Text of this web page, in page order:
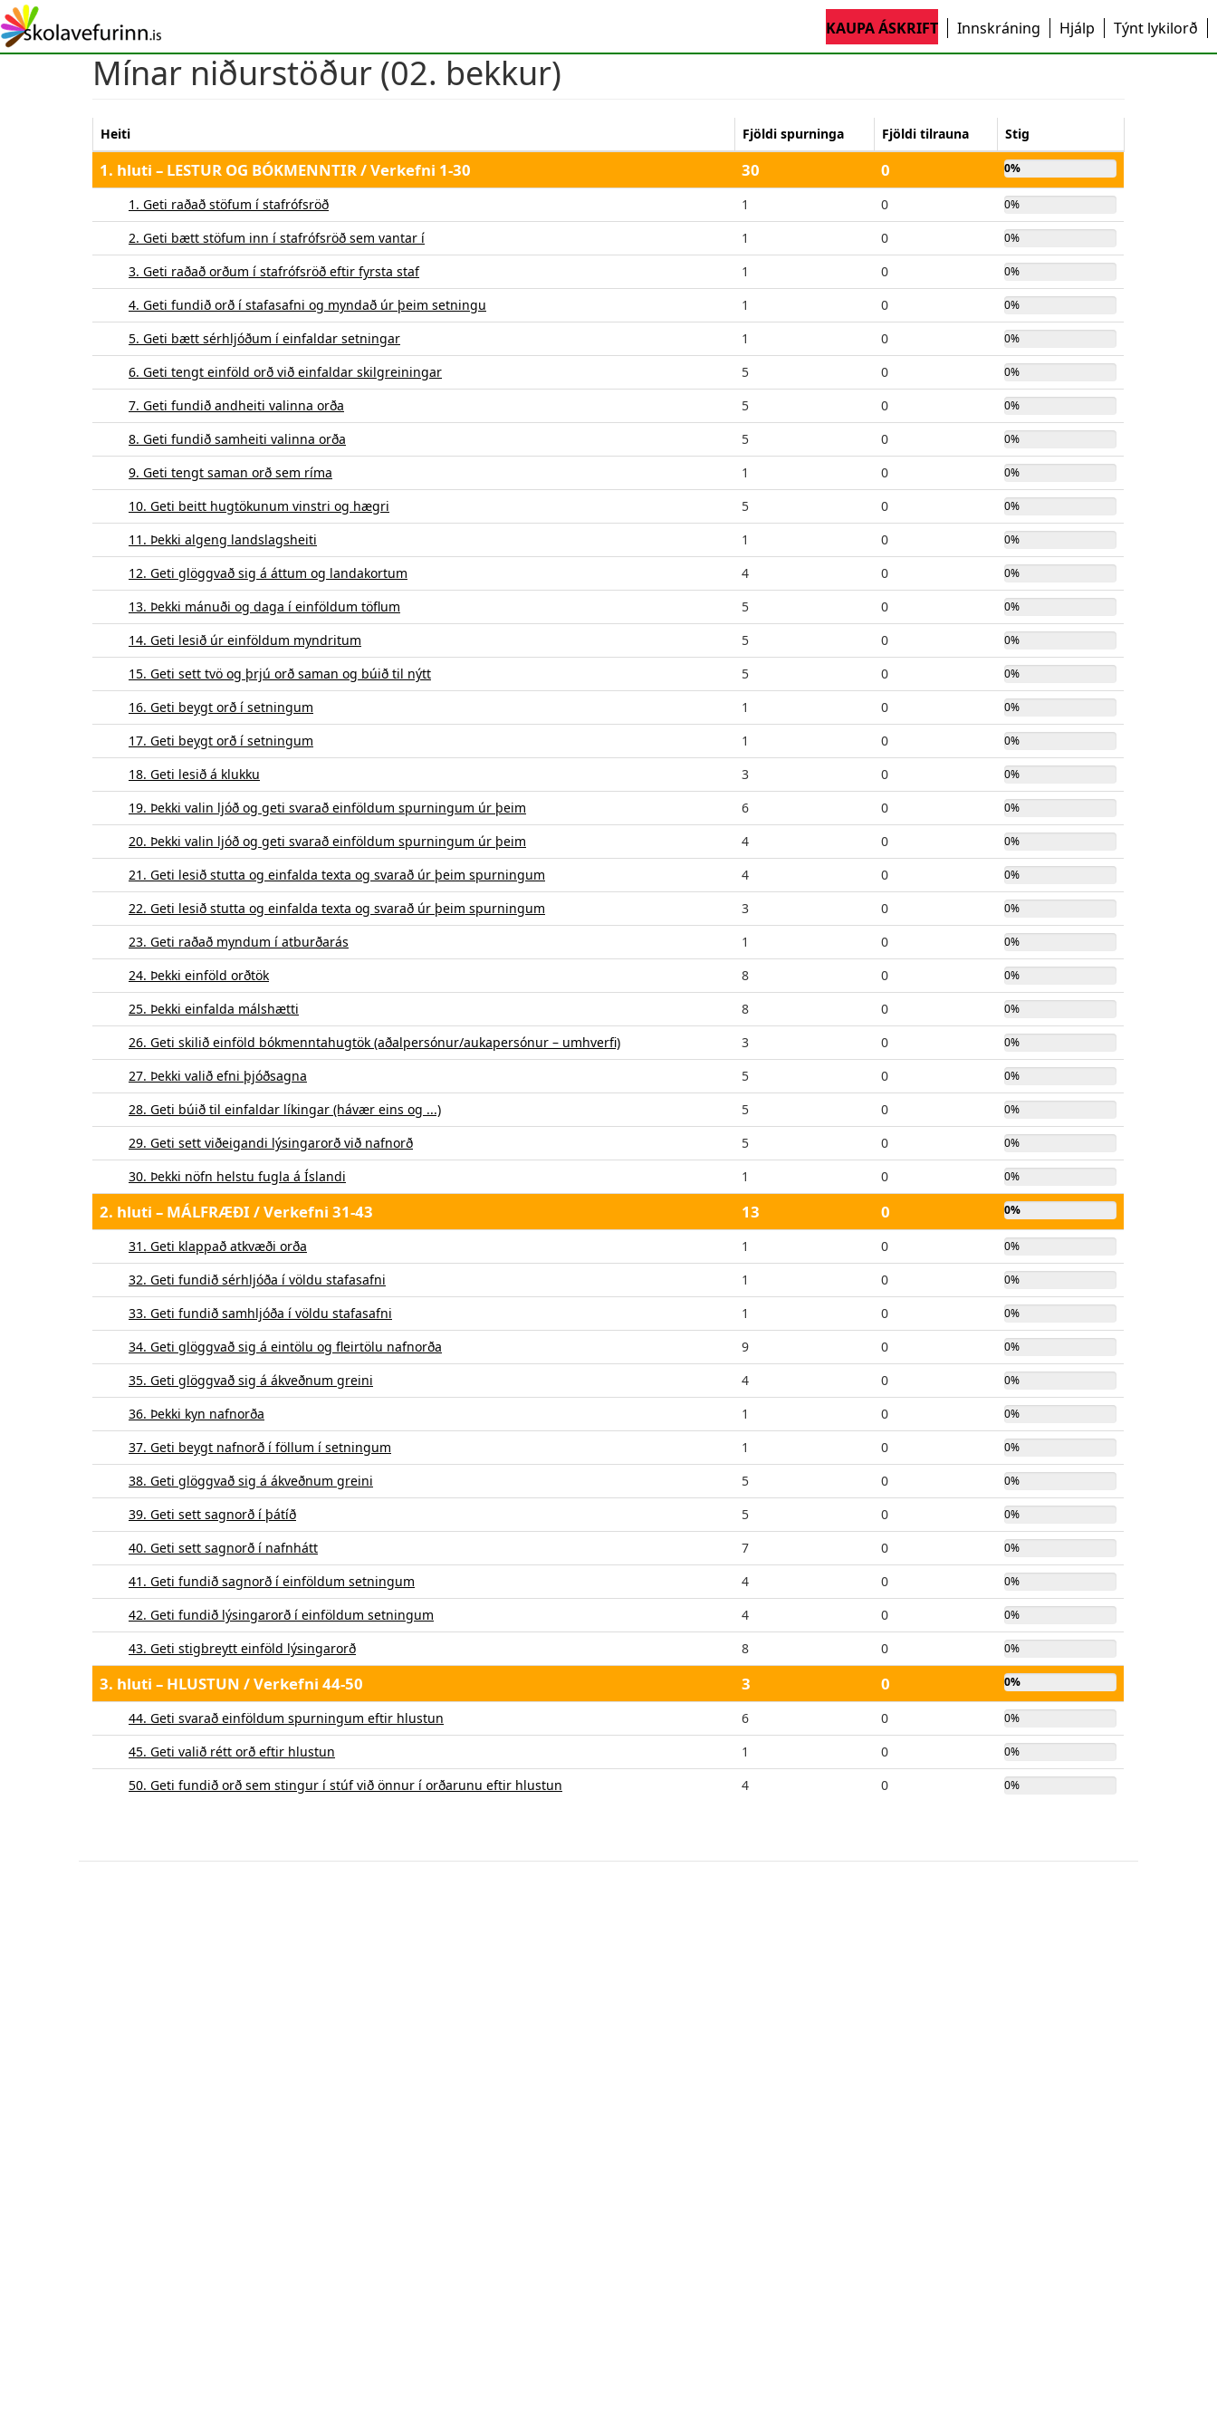
Skip
to
main
KAUPA ÁSKRIFT Innskráning Hjálp Týnt lykilorð
Mínar niðurstöður (02. bekkur)
Heiti Fjöldi spurninga Fjöldi tilrauna Stig
1. hluti – LESTUR OG BÓKMENNTIR / Verkefni 1-30 30 0 0%
1. Geti raðað stöfum í stafrófsröð 1 0 0%
2. Geti bætt stöfum inn í stafrófsröð sem vantar í 1 0 0%
3. Geti raðað orðum í stafrófsröð eftir fyrsta staf 1 0 0%
4. Geti fundið orð í stafasafni og myndað úr þeim setningu 1 0 0%
5. Geti bætt sérhljóðum í einfaldar setningar 1 0 0%
6. Geti tengt einföld orð við einfaldar skilgreiningar 5 0 0%
7. Geti fundið andheiti valinna orða 5 0 0%
8. Geti fundið samheiti valinna orða 5 0 0%
9. Geti tengt saman orð sem ríma 1 0 0%
10. Geti beitt hugtökunum vinstri og hægri 5 0 0%
11. Þekki algeng landslagsheiti 1 0 0%
12. Geti glöggvað sig á áttum og landakortum 4 0 0%
13. Þekki mánuði og daga í einföldum töflum 5 0 0%
14. Geti lesið úr einföldum myndritum 5 0 0%
15. Geti sett tvö og þrjú orð saman og búið til nýtt 5 0 0%
16. Geti beygt orð í setningum 1 0 0%
17. Geti beygt orð í setningum 1 0 0%
18. Geti lesið á klukku 3 0 0%
19. Þekki valin ljóð og geti svarað einföldum spurningum úr þeim 6 0 0%
20. Þekki valin ljóð og geti svarað einföldum spurningum úr þeim 4 0 0%
21. Geti lesið stutta og einfalda texta og svarað úr þeim spurningum 4 0 0%
22. Geti lesið stutta og einfalda texta og svarað úr þeim spurningum 3 0 0%
23. Geti raðað myndum í atburðarás 1 0 0%
24. Þekki einföld orðtök 8 0 0%
25. Þekki einfalda málshætti 8 0 0%
26. Geti skilið einföld bókmenntahugtök (aðalpersónur/aukapersónur – umhverfi) 3 0 0%
27. Þekki valið efni þjóðsagna 5 0 0%
28. Geti búið til einfaldar líkingar (hávær eins og ...) 5 0 0%
29. Geti sett viðeigandi lýsingarorð við nafnorð 5 0 0%
30. Þekki nöfn helstu fugla á Íslandi 1 0 0%
2. hluti – MÁLFRÆÐI / Verkefni 31-43 13 0 0%
31. Geti klappað atkvæði orða 1 0 0%
32. Geti fundið sérhljóða í völdu stafasafni 1 0 0%
33. Geti fundið samhljóða í völdu stafasafni 1 0 0%
34. Geti glöggvað sig á eintölu og fleirtölu nafnorða 9 0 0%
35. Geti glöggvað sig á ákveðnum greini 4 0 0%
36. Þekki kyn nafnorða 1 0 0%
37. Geti beygt nafnorð í föllum í setningum 1 0 0%
38. Geti glöggvað sig á ákveðnum greini 5 0 0%
39. Geti sett sagnorð í þátíð 5 0 0%
40. Geti sett sagnorð í nafnhátt 7 0 0%
41. Geti fundið sagnorð í einföldum setningum 4 0 0%
42. Geti fundið lýsingarorð í einföldum setningum 4 0 0%
43. Geti stigbreytt einföld lýsingarorð 8 0 0%
3. hluti – HLUSTUN / Verkefni 44-50 3 0 0%
44. Geti svarað einföldum spurningum eftir hlustun 6 0 0%
45. Geti valið rétt orð eftir hlustun 1 0 0%
50. Geti fundið orð sem stingur í stúf við önnur í orðarunu eftir hlustun 4 0 0%